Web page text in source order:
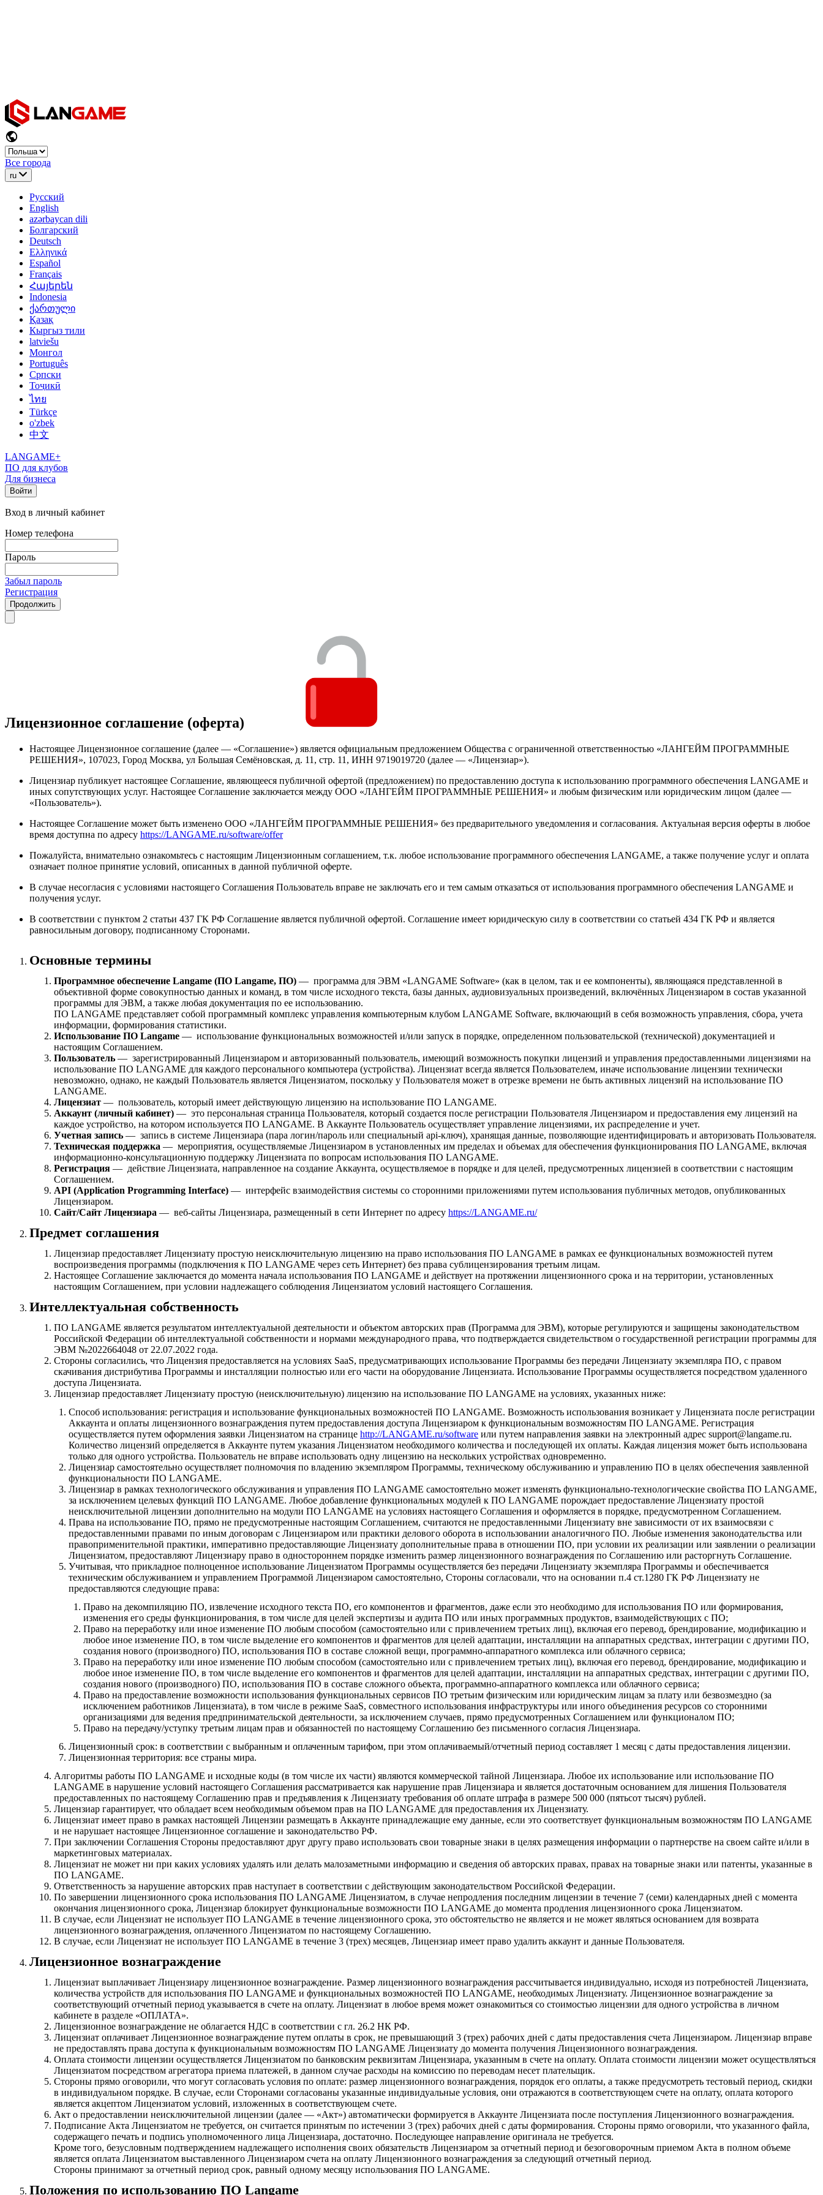
Все города
ru
Русский
English
azərbaycan dili
Болгарский
Deutsch
Ελληνικά
Español
Français
Հայերեն
Indonesia
ქართული
Қазақ
Кыргыз тили
latviešu
Монгол
Português
Српски
Тоҷикӣ
ไทย
Türkçe
o'zbek
中文
LANGAME+
ПО для клубов
Для бизнеса
Войти
Вход в личный кабинет
Номер телефона
Пароль
Забыл пароль
Регистрация
Продолжить
Лицензионное соглашение (оферта)
Настоящее Лицензионное соглашение (далее — «Соглашение») является официальным предложением Общества с ограниченной ответственностью «ЛАНГЕЙМ ПРОГРАММНЫЕ
РЕШЕНИЯ», 107023, Город Москва, ул Большая Семёновская, д. 11, стр. 11, ИНН 9719019720 (далее — «Лицензиар»).
Лицензиар публикует настоящее Соглашение, являющееся публичной офертой (предложением) по предоставлению доступа к использованию программного обеспечения LANGAME и
иных сопутствующих услуг. Настоящее Соглашение заключается между ООО «ЛАНГЕЙМ ПРОГРАММНЫЕ РЕШЕНИЯ» и любым физическим или юридическим лицом (далее —
«Пользователь»).
Настоящее Соглашение может быть изменено ООО «ЛАНГЕЙМ ПРОГРАММНЫЕ РЕШЕНИЯ» без предварительного уведомления и согласования. Актуальная версия оферты в любое
время доступна по адресу https://LANGAME.ru/software/offer
Пожалуйста, внимательно ознакомьтесь с настоящим Лицензионным соглашением, т.к. любое использование программного обеспечения LANGAME, а также получение услуг и оплата
означает полное принятие условий, описанных в данной публичной оферте.
В случае несогласия с условиями настоящего Соглашения Пользователь вправе не заключать его и тем самым отказаться от использования программного обеспечения LANGAME и
получения услуг.
В соответствии с пунктом 2 статьи 437 ГК РФ Соглашение является публичной офертой. Соглашение имеет юридическую силу в соответствии со статьей 434 ГК РФ и является
равносильным договору, подписанному Сторонами.
Основные термины
Программное обеспечение Langame (ПО Langame, ПО) — программа для ЭВМ «LANGAME Software» (как в целом, так и ее компоненты), являющаяся представленной в
объективной форме совокупностью данных и команд, в том числе исходного текста, базы данных, аудиовизуальных произведений, включённых Лицензиаром в состав указанной
программы для ЭВМ, а также любая документация по ее использованию.
ПО LANGAME представляет собой программный комплекс управления компьютерным клубом LANGAME Software, включающий в себя возможность управления, сбора, учета
информации, формирования статистики.
Использование ПО Langame — использование функциональных возможностей и/или запуск в порядке, определенном пользовательской (технической) документацией и
настоящим Соглашением.
Пользователь — зарегистрированный Лицензиаром и авторизованный пользователь, имеющий возможность покупки лицензий и управления предоставленными лицензиями на
использование ПО LANGAME для каждого персонального компьютера (устройства). Лицензиат всегда является Пользователем, иначе использование лицензии технически
невозможно, однако, не каждый Пользователь является Лицензиатом, поскольку у Пользователя может в отрезке времени не быть активных лицензий на использование ПО
LANGAME.
Лицензиат — пользователь, который имеет действующую лицензию на использование ПО LANGAME.
Аккаунт (личный кабинет) — это персональная страница Пользователя, который создается после регистрации Пользователя Лицензиаром и предоставления ему лицензий на
каждое устройство, на котором используется ПО LANGAME. В Аккаунте Пользователь осуществляет управление лицензиями, их распределение и учет.
Учетная запись — запись в системе Лицензиара (пара логин/пароль или специальный api-ключ), хранящая данные, позволяющие идентифицировать и авторизовать Пользователя.
Техническая поддержка — мероприятия, осуществляемые Лицензиаром в установленных им пределах и объемах для обеспечения функционирования ПО LANGAME, включая
информационно-консультационную поддержку Лицензиата по вопросам использования ПО LANGAME.
Регистрация — действие Лицензиата, направленное на создание Аккаунта, осуществляемое в порядке и для целей, предусмотренных лицензией в соответствии с настоящим
Соглашением.
API (Application Programming Interface) — интерфейс взаимодействия системы со сторонними приложениями путем использования публичных методов, опубликованных
Лицензиаром.
Сайт/Сайт Лицензиара — веб-сайты Лицензиара, размещенный в сети Интернет по адресу https://LANGAME.ru/
Предмет соглашения
Лицензиар предоставляет Лицензиату простую неисключительную лицензию на право использования ПО LANGAME в рамках ее функциональных возможностей путем
воспроизведения программы (подключения к ПО LANGAME через сеть Интернет) без права сублицензирования третьим лицам.
Настоящее Соглашение заключается до момента начала использования ПО LANGAME и действует на протяжении лицензионного срока и на территории, установленных
настоящим Соглашением, при условии надлежащего соблюдения Лицензиатом условий настоящего Соглашения.
Интеллектуальная собственность
ПО LANGAME является результатом интеллектуальной деятельности и объектом авторских прав (Программа для ЭВМ), которые регулируются и защищены законодательством
Российской Федерации об интеллектуальной собственности и нормами международного права, что подтверждается свидетельством о государственной регистрации программы для
ЭВМ №2022664048 от 22.07.2022 года.
Стороны согласились, что Лицензия предоставляется на условиях SaaS, предусматривающих использование Программы без передачи Лицензиату экземпляра ПО, с правом
скачивания дистрибутива Программы и инсталляции полностью или его части на оборудование Лицензиата. Использование Программы осуществляется посредством удаленного
доступа Лицензиата.
Лицензиар предоставляет Лицензиату простую (неисключительную) лицензию на использование ПО LANGAME на условиях, указанных ниже:
Способ использования: регистрация и использование функциональных возможностей ПО LANGAME. Возможность использования возникает у Лицензиата после регистрации
Аккаунта и оплаты лицензионного вознаграждения путем предоставления доступа Лицензиаром к функциональным возможностям ПО LANGAME. Регистрация
осуществляется путем оформления заявки Лицензиатом на странице http://LANGAME.ru/software или путем направления заявки на электронный адрес support@langame.ru.
Количество лицензий определяется в Аккаунте путем указания Лицензиатом необходимого количества и последующей их оплаты. Каждая лицензия может быть использована
только для одного устройства. Пользователь не вправе использовать одну лицензию на нескольких устройствах одновременно.
Лицензиар самостоятельно осуществляет полномочия по владению экземпляром Программы, техническому обслуживанию и управлению ПО в целях обеспечения заявленной
функциональности ПО LANGAME.
Лицензиар в рамках технологического обслуживания и управления ПО LANGAME самостоятельно может изменять функционально-технологические свойства ПО LANGAME,
за исключением целевых функций ПО LANGAME. Любое добавление функциональных модулей к ПО LANGAME порождает предоставление Лицензиату простой
неисключительной лицензии дополнительно на модули ПО LANGAME на условиях настоящего Соглашения и оформляется в порядке, предусмотренном Соглашением.
Права на использование ПО, прямо не предусмотренные настоящим Соглашением, считаются не предоставленными Лицензиату вне зависимости от их взаимосвязи с
предоставленными правами по иным договорам с Лицензиаром или практики делового оборота в использовании аналогичного ПО. Любые изменения законодательства или
правоприменительной практики, императивно предоставляющие Лицензиату дополнительные права в отношении ПО, при условии их реализации или заявлении о реализации
Лицензиатом, предоставляют Лицензиару право в одностороннем порядке изменить размер лицензионного вознаграждения по Соглашению или расторгнуть Соглашение.
Учитывая, что прикладное полноценное использование Лицензиатом Программы осуществляется без передачи Лицензиату экземпляра Программы и обеспечивается
техническим обслуживанием и управлением Программой Лицензиаром самостоятельно, Стороны согласовали, что на основании п.4 ст.1280 ГК РФ Лицензиату не
предоставляются следующие права:
Право на декомпиляцию ПО, извлечение исходного текста ПО, его компонентов и фрагментов, даже если это необходимо для использования ПО или формирования,
изменения его среды функционирования, в том числе для целей экспертизы и аудита ПО или иных программных продуктов, взаимодействующих с ПО;
Право на переработку или иное изменение ПО любым способом (самостоятельно или с привлечением третьих лиц), включая его перевод, брендирование, модификацию и
любое иное изменение ПО, в том числе выделение его компонентов и фрагментов для целей адаптации, инсталляции на аппаратных средствах, интеграции с другими ПО,
создания нового (производного) ПО, использования ПО в составе сложной вещи, программно-аппаратного комплекса или облачного сервиса;
Право на переработку или иное изменение ПО любым способом (самостоятельно или с привлечением третьих лиц), включая его перевод, брендирование, модификацию и
любое иное изменение ПО, в том числе выделение его компонентов и фрагментов для целей адаптации, инсталляции на аппаратных средствах, интеграции с другими ПО,
создания нового (производного) ПО, использования ПО в составе сложного объекта, программно-аппаратного комплекса или облачного сервиса;
Право на предоставление возможности использования функциональных сервисов ПО третьим физическим или юридическим лицам за плату или безвозмездно (за
исключением работников Лицензиата), в том числе в режиме SaaS, совместного использования инфраструктуры или иного объединения ресурсов со сторонними
организациями для ведения предпринимательской деятельности, за исключением случаев, прямо предусмотренных Соглашением или функционалом ПО;
Право на передачу/уступку третьим лицам прав и обязанностей по настоящему Соглашению без письменного согласия Лицензиара.
Лицензионный срок: в соответствии с выбранным и оплаченным тарифом, при этом оплачиваемый/отчетный период составляет 1 месяц с даты предоставления лицензии.
Лицензионная территория: все страны мира.
Алгоритмы работы ПО LANGAME и исходные коды (в том числе их части) являются коммерческой тайной Лицензиара. Любое их использование или использование ПО
LANGAME в нарушение условий настоящего Соглашения рассматривается как нарушение прав Лицензиара и является достаточным основанием для лишения Пользователя
предоставленных по настоящему Соглашению прав и предъявления к Лицензиату требования об оплате штрафа в размере 500 000 (пятьсот тысяч) рублей.
Лицензиар гарантирует, что обладает всем необходимым объемом прав на ПО LANGAME для предоставления их Лицензиату.
Лицензиат имеет право в рамках настоящей Лицензии размещать в Аккаунте принадлежащие ему данные, если это соответствует функциональным возможностям ПО LANGAME
и не нарушает настоящее Лицензионное соглашение и законодательство РФ.
При заключении Соглашения Стороны предоставляют друг другу право использовать свои товарные знаки в целях размещения информации о партнерстве на своем сайте и/или в
маркетинговых материалах.
Лицензиат не может ни при каких условиях удалять или делать малозаметными информацию и сведения об авторских правах, правах на товарные знаки или патенты, указанные в
ПО LANGAME.
Ответственность за нарушение авторских прав наступает в соответствии с действующим законодательством Российской Федерации.
По завершении лицензионного срока использования ПО LANGAME Лицензиатом, в случае непродления последним лицензии в течение 7 (семи) календарных дней с момента
окончания лицензионного срока, Лицензиар блокирует функциональные возможности ПО LANGAME до момента продления лицензионного срока Лицензиатом.
В случае, если Лицензиат не использует ПО LANGAME в течение лицензионного срока, это обстоятельство не является и не может являться основанием для возврата
лицензионного вознаграждения, оплаченного Лицензиатом по настоящему Соглашению.
В случае, если Лицензиат не использует ПО LANGAME в течение 3 (трех) месяцев, Лицензиар имеет право удалить аккаунт и данные Пользователя.
Лицензионное вознаграждение
Лицензиат выплачивает Лицензиару лицензионное вознаграждение. Размер лицензионного вознаграждения рассчитывается индивидуально, исходя из потребностей Лицензиата,
количества устройств для использования ПО LANGAME и функциональных возможностей ПО LANGAME, необходимых Лицензиату. Лицензионное вознаграждение за
соответствующий отчетный период указывается в счете на оплату. Лицензиат в любое время может ознакомиться со стоимостью лицензии для одного устройства в личном
кабинете в разделе «ОПЛАТА».
Лицензионное вознаграждение не облагается НДС в соответствии с гл. 26.2 НК РФ.
Лицензиат оплачивает Лицензионное вознаграждение путем оплаты в срок, не превышающий 3 (трех) рабочих дней с даты предоставления счета Лицензиаром. Лицензиар вправе
не предоставлять права доступа к функциональным возможностям ПО LANGAME Лицензиату до момента получения Лицензионного вознаграждения.
Оплата стоимости лицензии осуществляется Лицензиатом по банковским реквизитам Лицензиара, указанным в счете на оплату. Оплата стоимости лицензии может осуществляться
Лицензиатом посредством агрегатора приема платежей, в данном случае расходы на комиссию по переводам несет плательщик.
Стороны прямо оговорили, что могут согласовать условия по оплате: размер лицензионного вознаграждения, порядок его оплаты, а также предусмотреть тестовый период, скидки
в индивидуальном порядке. В случае, если Сторонами согласованы указанные индивидуальные условия, они отражаются в соответствующем счете на оплату, оплата которого
является акцептом Лицензиатом условий, изложенных в соответствующем счете.
Акт о предоставлении неисключительной лицензии (далее — «Акт») автоматически формируется в Аккаунте Лицензиата после поступления Лицензионного вознаграждения.
Подписание Акта Лицензиатом не требуется, он считается принятым по истечении 3 (трех) рабочих дней с даты формирования. Стороны прямо оговорили, что указанного файла,
содержащего печать и подпись уполномоченного лица Лицензиара, достаточно. Последующее направление оригинала не требуется.
Кроме того, безусловным подтверждением надлежащего исполнения своих обязательств Лицензиаром за отчетный период и безоговорочным приемом Акта в полном объеме
является оплата Лицензиатом выставленного Лицензиаром счета на оплату Лицензионного вознаграждения за следующий отчетный период.
Стороны принимают за отчетный период срок, равный одному месяцу использования ПО LANGAME.
Положения по использованию ПО Langame